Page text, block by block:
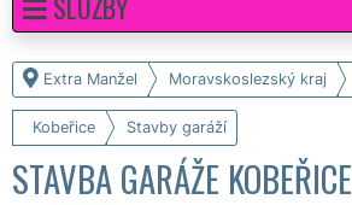
Extra Manžel Moravskoslezský kraj
Kobeřice Stavby garáží
STAVBA GARÁŽE KOBEŘICE